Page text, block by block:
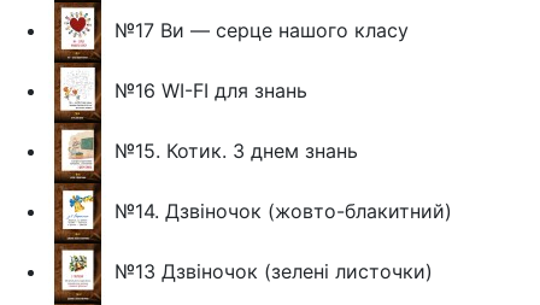
№17 Ви — серце нашого класу
№16 WI-FI для знань
№15. Котик. З днем знань
№14. Дзвіночок (жовто-блакитний)
№13 Дзвіночок (зелені листочки)